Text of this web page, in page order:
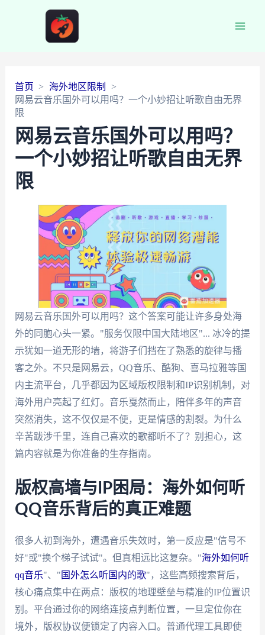
首页
海外地区限制
网易云音乐国外可以用吗？一个小妙招让听歌自由无界
限
网易云音乐国外可以用吗？
一个小妙招让听歌自由无界
限
网易云音乐国外可以用吗？这个答案可能让许多身处海
外的同胞心头一紧。"服务仅限中国大陆地区"... 冰冷的提
示犹如一道无形的墙，将游子们挡在了熟悉的旋律与播
客之外。不只是网易云，QQ音乐、酷狗、喜马拉雅等国
内主流平台，几乎都因为区域版权限制和IP识别机制，对
海外用户亮起了红灯。音乐戛然而止，陪伴多年的声音
突然消失，这不仅仅是不便，更是情感的割裂。为什么
辛苦跋涉千里，连自己喜欢的歌都听不了？别担心，这
篇内容就是为你准备的生存指南。
版权高墙与IP困局：海外如何听
QQ音乐背后的真正难题
很多人初到海外，遭遇音乐失效时，第一反应是"信号不
好"或"换个梯子试试"。但真相远比这复杂。"海外如何听
qq音乐"、" 国外怎么听国内的歌"，这些高频搜索背后，
核心痛点集中在两点：版权的地理壁垒与精准的IP位置识
别。平台通过你的网络连接点判断位置，一旦定位你在
境外，版权协议便锁定了内容入口。普通代理工具即使